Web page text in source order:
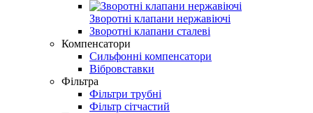
Зворотні клапани нержавіючі
Зворотні клапани сталеві
Компенсатори
Сильфонні компенсатори
Вібровставки
Фільтра
Фільтри трубні
Фільтр сітчастий